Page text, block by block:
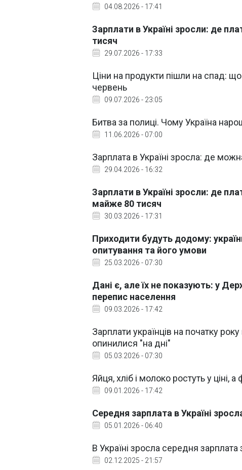
04.08.2026 - 17:41
Зарплати в Україні зросли: де
тисяч
29.07.2026 - 17:33
Ціни на продукти пішли на спад:
червень
09.07.2026 - 23:05
Битва за полиці. Чому Україна
11.06.2026 - 07:00
Зарплата в Україні зросла: де
29.04.2026 - 16:32
Зарплати в Україні зросли: де
майже 80 тисяч
30.03.2026 - 17:31
Приходити будуть додому:
опитування та його умови
25.03.2026 - 07:30
Дані є, але їх не показують: у
перепис населення
09.03.2026 - 17:42
Зарплати українців на початку року
опинилися "на дні"
05.03.2026 - 07:30
Яйця, хліб і молоко ростуть у
09.01.2026 - 17:42
Середня зарплата в Україні
05.01.2026 - 06:40
В Україні зросла середня зарплата
02.12.2025 - 21:57